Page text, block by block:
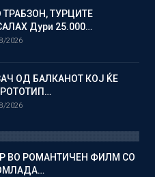
ТУРЦИТЕ
Дури 25.000…
2026
ОД БАЛКАНОТ КОЈ ЌЕ
2026
ВО РОМАНТИЧЕН ФИЛМ СО